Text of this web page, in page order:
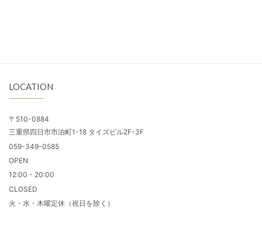
LOCATION
〒510-0884
三重県四日市市泊町1-18 タイズビル2F-3F
059-349-0585
OPEN
12:00 - 20:00
CLOSED
火・水・木曜定休（祝日を除く）